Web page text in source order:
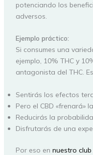
potenciando los
adversos.
Ejemplo práctico:
Si consumes una
ejemplo, 10% THC y
antagonista del THC.
Sentirás los efectos
Pero el CBD «frenará»
Reducirás la
Disfrutarás de una
Por eso en nuestro